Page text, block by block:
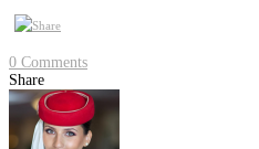
0 Comments
Share